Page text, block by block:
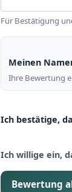
Für Bestätigung
Meinen
Ihre Bewertung
Ich bestätige,
Ich willige ein,
Bewertung